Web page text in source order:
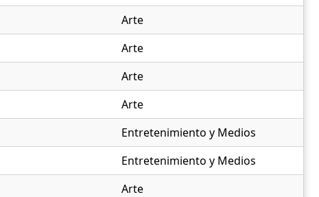
Arte
Arte
Arte
Arte
Entretenimiento y Medios
Entretenimiento y Medios
Arte